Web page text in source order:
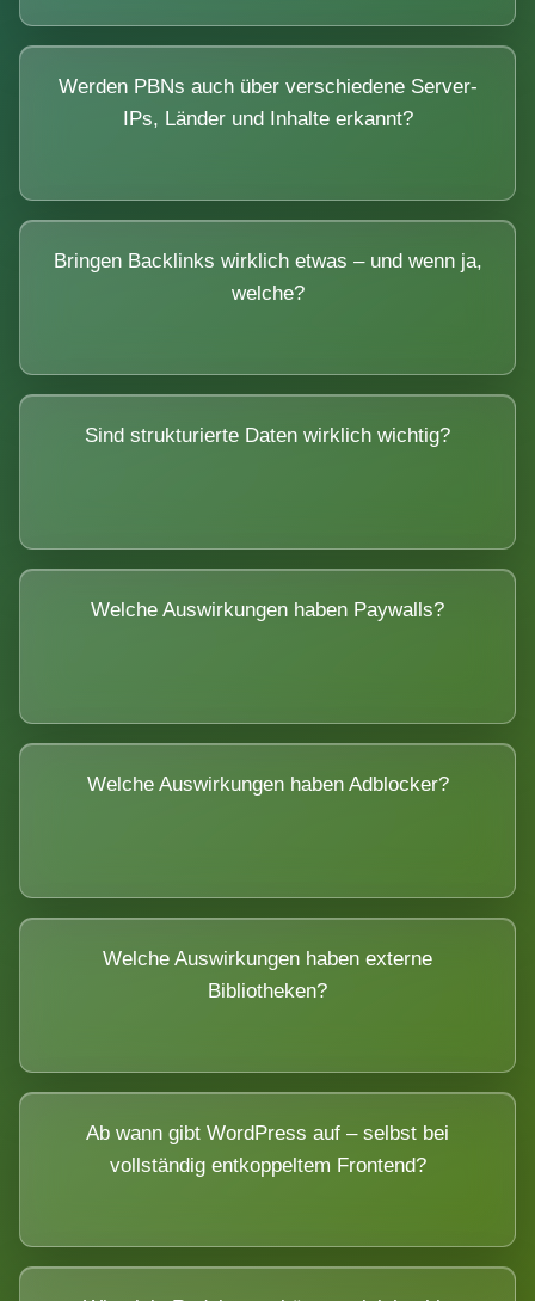
Werden PBNs auch über verschiedene Server-
IPs, Länder und Inhalte erkannt?
Bringen Backlinks wirklich etwas – und wenn ja,
welche?
Sind strukturierte Daten wirklich wichtig?
Welche Auswirkungen haben Paywalls?
Welche Auswirkungen haben Adblocker?
Welche Auswirkungen haben externe
Bibliotheken?
Ab wann gibt WordPress auf – selbst bei
vollständig entkoppeltem Frontend?